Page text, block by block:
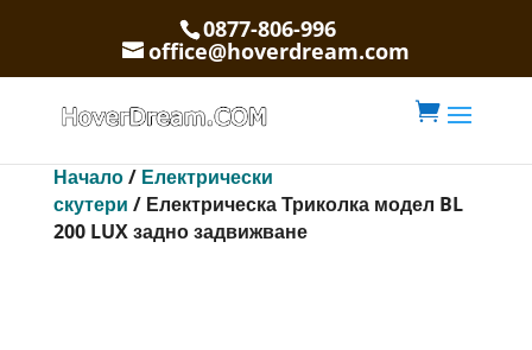
0877-806-996
office@hoverdream.com

Начало/ Електрически
скутери / Електрическа Триколка модел BL
200 LUX задно задвижване